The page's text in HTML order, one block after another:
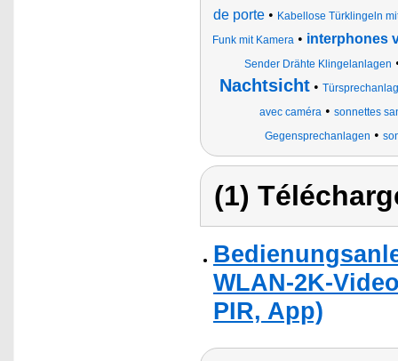
de porte • Kabellose Türklingeln
Funk mit Kamera • interphones
Sender Drähte Klingelanlagen
Nachtsicht •
avec caméra • sonnettes
Gegensprechanlagen •
(1)
WLAN-2K-
PIR, App)